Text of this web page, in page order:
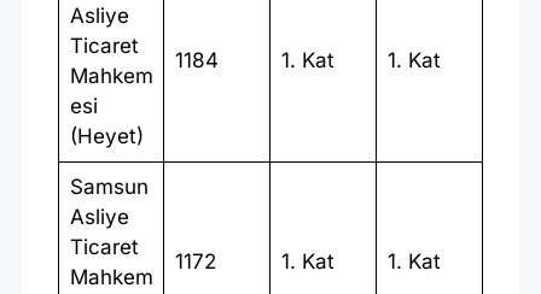
Asliye
Ticaret
Mahkem
esi
(Heyet)
1184 1. Kat 1. Kat
Samsun
Asliye
Ticaret
Mahkem
1172 1. Kat 1. Kat